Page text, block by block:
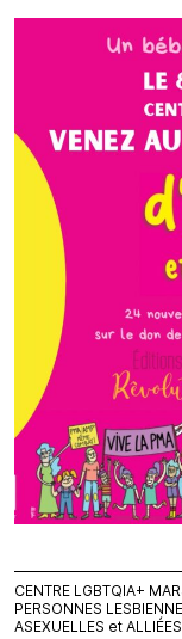
CENTRE LGBTQIA+
PERSONNES
ASEXUELLES et ALLIÉES